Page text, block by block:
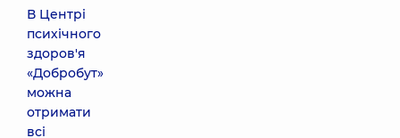
В Центрі
психічного
здоров'я
«Добробут»
можна
отримати
всі